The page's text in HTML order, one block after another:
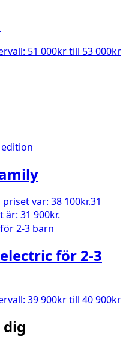
51 000kr till 53 000kr
var: 38 100kr.31
31 900kr.
för 2-3
39 900kr till 40 900kr